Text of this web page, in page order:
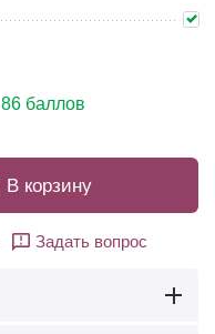
86 баллов
В корзину
Задать вопрос